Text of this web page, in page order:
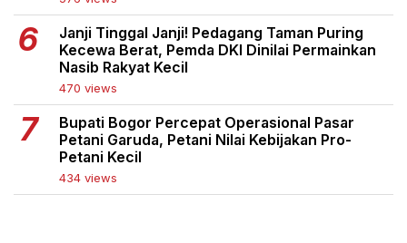
Janji Tinggal Janji! Pedagang Taman Puring
Kecewa Berat, Pemda DKI Dinilai Permainkan
Nasib Rakyat Kecil
470 views
Bupati Bogor Percepat Operasional Pasar
Petani Garuda, Petani Nilai Kebijakan Pro-
Petani Kecil
434 views